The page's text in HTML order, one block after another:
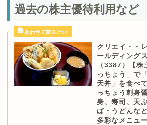
過去の株主優待利用など
クリエイト・
ールディング
（3387）【株
っちょう」で
天丼」を食べ
っちょう刺身
身、寿司、天
ば・うどんな
多彩なメニュ